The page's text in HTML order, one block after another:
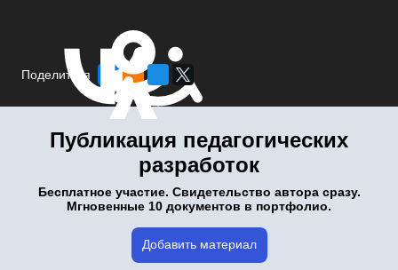
Поделиться
Публикация педагогических
разработок
Бесплатное участие. Свидетельство автора сразу.
Мгновенные 10 документов в портфолио.
Добавить материал